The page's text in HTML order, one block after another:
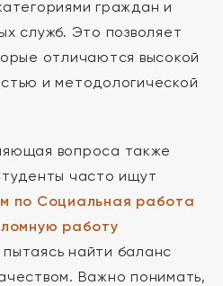
граждан и
служб. Это позволяет
отличаются высокой
и методологической
вопроса также
часто ищут
по Социальная работа
работу
пытаясь найти баланс
Важно понимать,